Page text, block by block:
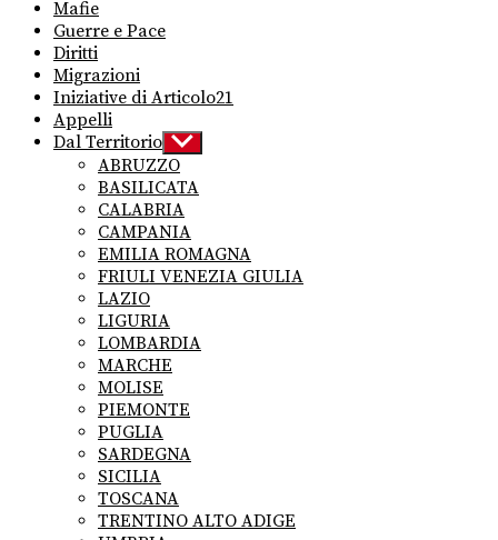
Mafie
Guerre e Pace
Diritti
Migrazioni
Iniziative di Articolo21
Appelli
Dal Territorio Show
sub
menu
ABRUZZO
BASILICATA
CALABRIA
CAMPANIA
EMILIA ROMAGNA
FRIULI VENEZIA GIULIA
LAZIO
LIGURIA
LOMBARDIA
MARCHE
MOLISE
PIEMONTE
PUGLIA
SARDEGNA
SICILIA
TOSCANA
TRENTINO ALTO ADIGE